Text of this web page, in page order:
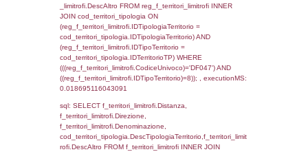
sql: SELECT f_territori_limitrofi.Distanza,
f_territori_limitrofi.Direzione,
f_territori_limitrofi.Denominazione,
f_territori_limitrofi.DescAltro FROM
JOIN cod_territori_tipologia ON
(f_territori_limitrofi.IDTipologiaTerritorio =
cod_territori_tipologia.IDTipologiaTerritorio)
(f_territori_limitrofi.IDTipoTerritorio =